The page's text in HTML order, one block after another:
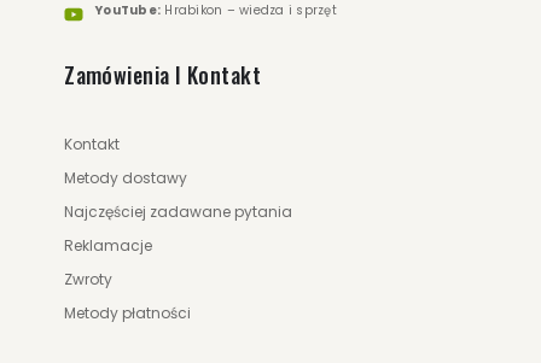
YouTube: Hrabikon – wiedza i sprzęt
Zamówienia I Kontakt
Kontakt
Metody dostawy
Najczęściej zadawane pytania
Reklamacje
Zwroty
Metody płatności